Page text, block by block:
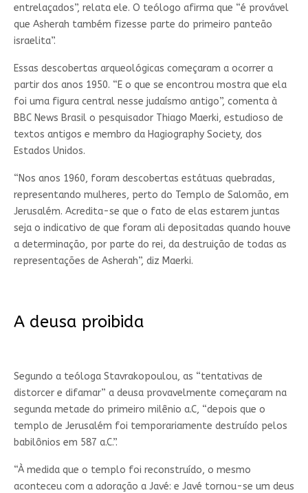
entrelaçados”, relata ele. O teólogo afirma que “é provável
que Asherah também fizesse parte do primeiro panteão
israelita”.
Essas descobertas arqueológicas começaram a ocorrer a
partir dos anos 1950. “E o que se encontrou mostra que ela
foi uma figura central nesse judaísmo antigo”, comenta à
BBC News Brasil o pesquisador Thiago Maerki, estudioso de
textos antigos e membro da Hagiography Society, dos
Estados Unidos.
“Nos anos 1960, foram descobertas estátuas quebradas,
representando mulheres, perto do Templo de Salomão, em
Jerusalém. Acredita-se que o fato de elas estarem juntas
seja o indicativo de que foram ali depositadas quando houve
a determinação, por parte do rei, da destruição de todas as
representações de Asherah”, diz Maerki.
A deusa proibida
Segundo a teóloga Stavrakopoulou, as “tentativas de
distorcer e difamar” a deusa provavelmente começaram na
segunda metade do primeiro milênio a.C, “depois que o
templo de Jerusalém foi temporariamente destruído pelos
babilônios em 587 a.C.”.
“À medida que o templo foi reconstruído, o mesmo
aconteceu com a adoração a Javé: e Javé tornou-se um deus